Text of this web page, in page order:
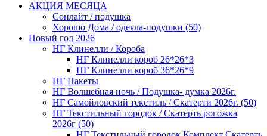
АКЦИЯ МЕСЯЦА
Сонлайт / подушка
Хорошо Дома / одеяла-подушки (50)
Новый год 2026
НГ Клинелли / Короба
НГ Клинелли короб 26*26*3
НГ Клинелли короб 36*26*9
НГ Пакеты
НГ Волшебная ночь / Подушка- думка 2026г.
НГ Самойловский текстиль / Скатерти 2026г. (50)
НГ Текстильный городок / Скатерть рогожка
2026г (50)